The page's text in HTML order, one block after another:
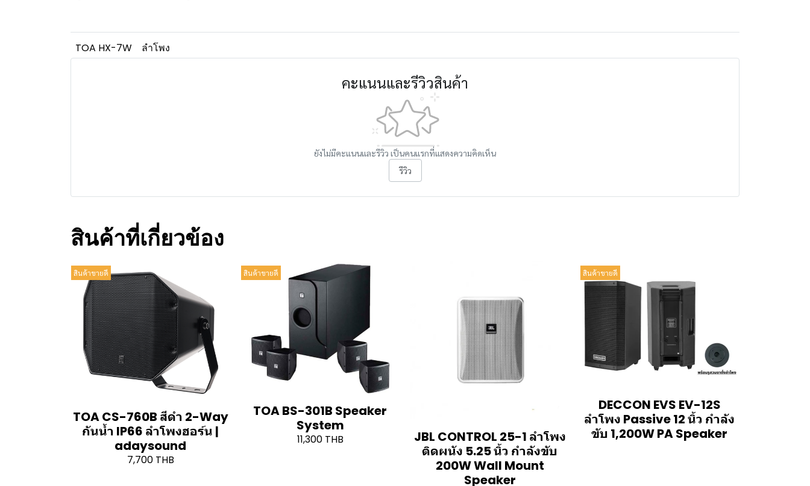
TOA HX-7W ลำโพง
คะแนนและรีวิวสินค้า
ยังไม่มีคะแนนและรีวิว เป็นคนแรกที่แสดงความคิดเห็น
รีวิว
สินค้าที่เกี่ยวข้อง
สินค้าขายดี
TOA CS-760B สีดำ 2-Way
กันน้ำ IP66 ลำโพงฮอร์น |
adaysound
7,700 THB
สินค้าขายดี
TOA BS-301B Speaker
System
11,300 THB
JBL CONTROL 25-1 ลำโพง
ติดผนัง 5.25 นิ้ว กำลังขับ
200W Wall Mount
Speaker
สินค้าขายดี
DECCON EVS EV-12S
ลำโพง Passive 12 นิ้ว กำลัง
ขับ 1,200W PA Speaker